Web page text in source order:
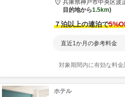
兵庫県神戸市中央区波
目的地から1.5km
７泊以上の連泊で5
直近1か月の参考料金
対象期間内に有効な料金
ホテル